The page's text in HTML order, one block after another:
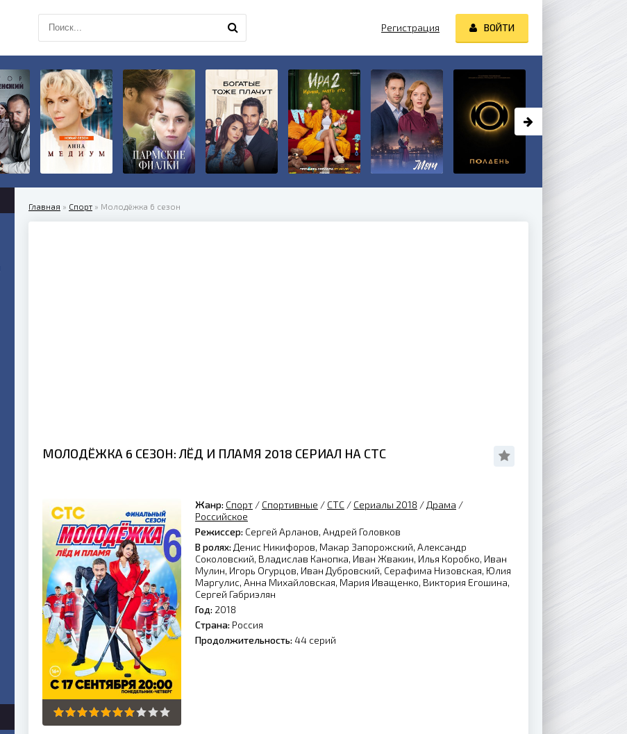
Главная » Спорт » Молодёжка 6 сезон
МОЛОДЁЖКА 6 СЕЗОН: ЛЁД И ПЛАМЯ 2018 СЕРИАЛ НА СТС
Жанр: Спорт / Спортивные / СТС / Сериалы 2018 / Драма /
Российское
Режиссер: Сергей Арланов, Андрей Головков
В ролях: Денис Никифоров, Макар Запорожский, Александр
Соколовский, Владислав Канопка, Иван Жвакин, Илья Коробко, Иван
Мулин, Игорь Огурцов, Иван Дубровский, Серафима Низовская, Юлия
Маргулис, Анна Михайловская, Мария Иващенко, Виктория Егошина,
Сергей Габриэлян
Год: 2018
Страна: Россия
Продолжительность: 44 серий
Регистрация ВОЙТИ